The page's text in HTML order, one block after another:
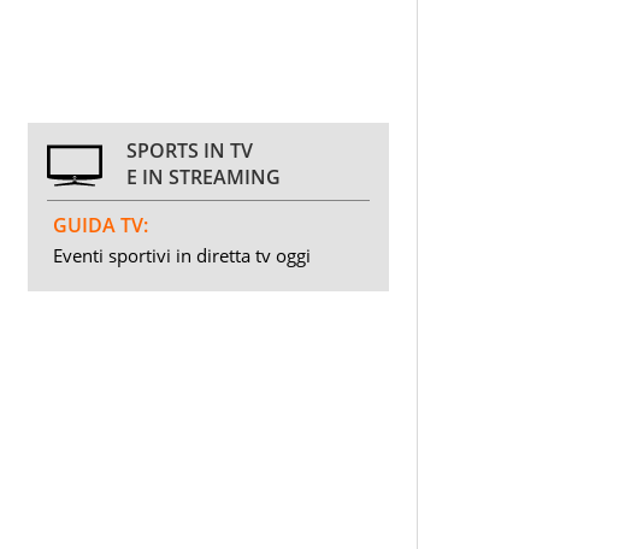
SPORTS IN TV
E IN STREAMING
GUIDA TV:
Eventi sportivi in diretta tv oggi